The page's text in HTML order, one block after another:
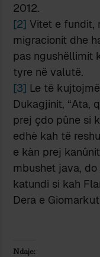
2012.
[2] Vitet e fundit,
migracionit dhe
pas ngushëllimit
tyre në valutë.
[3] Le të
Dukagjinit, “Ata,
prej çdo pûne si
edhè kah të
e kàn prej
mbushet java,
katundi si kah
Dera e
Ndaje: